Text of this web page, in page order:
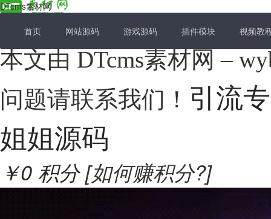
DTcms素材网
首页 网站源码 游戏源码 插件模块 视频教
本文由 DTcms素材网 –
问题请联系我们！ 引流
姐姐源码
￥0 积分 [如何赚积分?]